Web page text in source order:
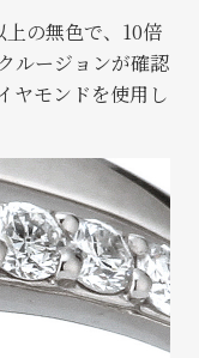
の無色で、10倍
ルージョンが確認
ヤモンドを使用し